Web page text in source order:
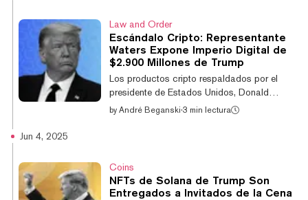
dos memecoins vinculadas a Trump y Musk
han caído en valor mientras la alianza llega
a un final explosivo. Tanto el token Official
Trump como Dogecoin se encuentran entre
los 10 criptoactivos con peor rendimiento en
la...
Law and Order
Escándalo Cripto: Representante
Waters Expone Imperio Digital de
$2.900 Millones de Trump
Los productos cripto respaldados por el
presidente de Estados Unidos, Donald
Trump, están dificultando que los
Comité de Servicios Financieros de la
Cámara. "Trump no solo quiere que los
by André Beganski·3 min lectura
Jun 4, 2025
Coins
NFTs de Solana de Trump Son
Entregados a Invitados de la Cena